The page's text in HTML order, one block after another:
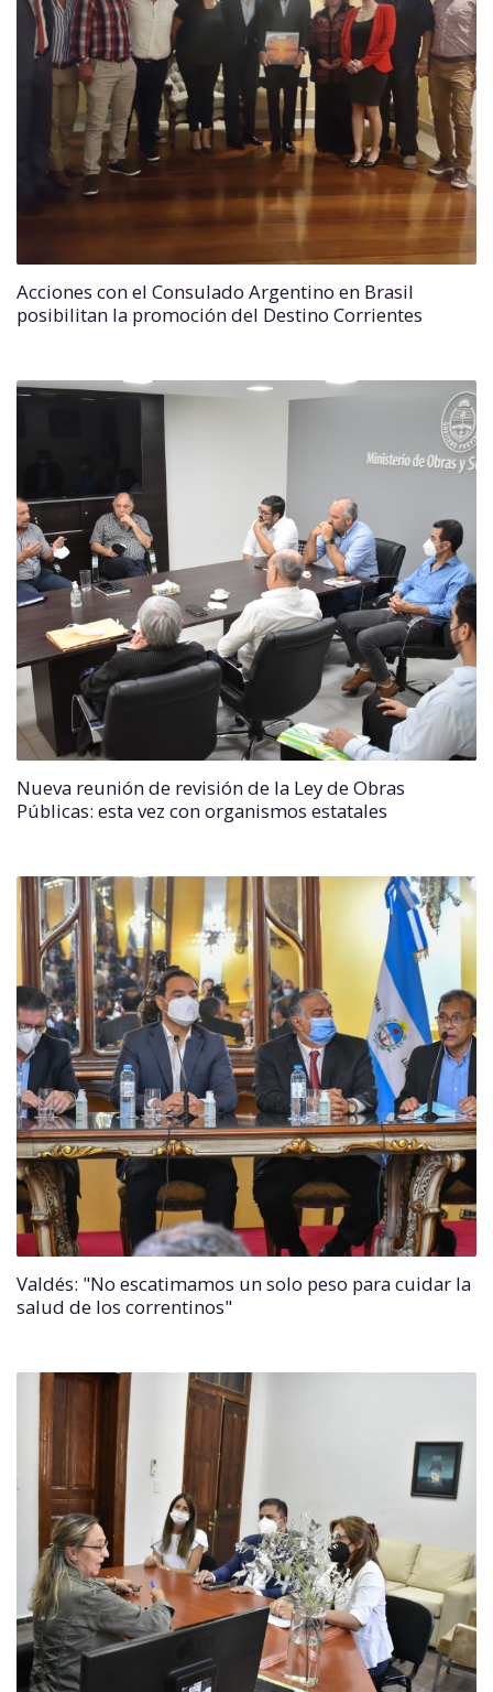
Acciones con el Consulado Argentino en Brasil
posibilitan la promoción del Destino Corrientes
Nueva reunión de revisión de la Ley de Obras
Públicas: esta vez con organismos estatales
Valdés: "No escatimamos un solo peso para cuidar la
salud de los correntinos"